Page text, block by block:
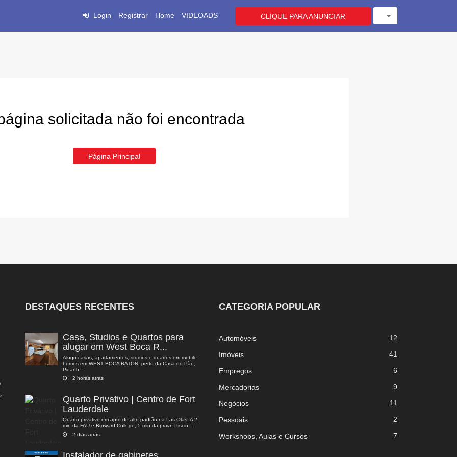
Login Registrar Home VIDEOADS CLIQUE PARA ANUNCIAR
solicitada não foi encontrada
Página Principal
DESTAQUES RECENTES
Casa, Studios e Quartos para
alugar em West Boca R...
Alugo casas, apartamentos, studios e quartos em mobile
homes em WEST BOCA RATON, perto da Casa do Pão,
Picanh...
2 horas atrás
Quarto Privativo | Centro de Fort
Lauderdale
Quarto privativo em apto de alto padrão na Las Olas. A 2
min da FAU e Broward College, 5 min da praia. Piscin...
2 dias atrás
CATEGORIA POPULAR
Automóveis 12
Imóveis 41
Empregos 6
Mercadorias 9
Negócios 11
Pessoais 2
Workshops, Aulas e Cursos 7